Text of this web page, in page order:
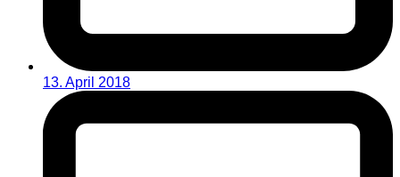
13. April 2018